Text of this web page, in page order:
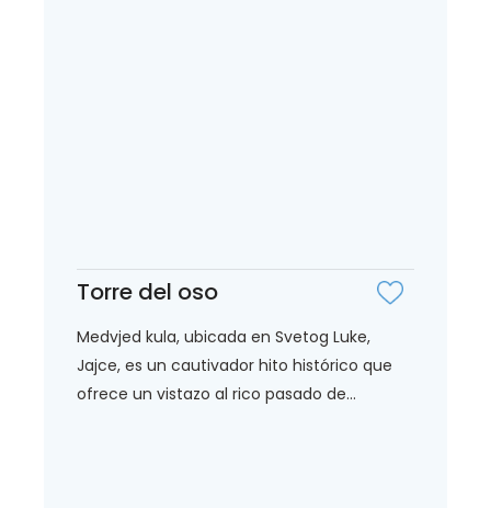
Torre del oso
Medvjed kula, ubicada en Svetog Luke,
Jajce, es un cautivador hito histórico que
ofrece un vistazo al rico pasado de...